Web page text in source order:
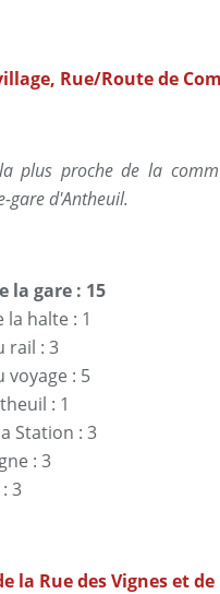
Rue/Route de
plus proche de la
gare d'Antheuil.
la gare : 15
la halte : 1
rail : 3
voyage : 5
: 1
Station : 3
: 3
3
la Rue des Vignes et